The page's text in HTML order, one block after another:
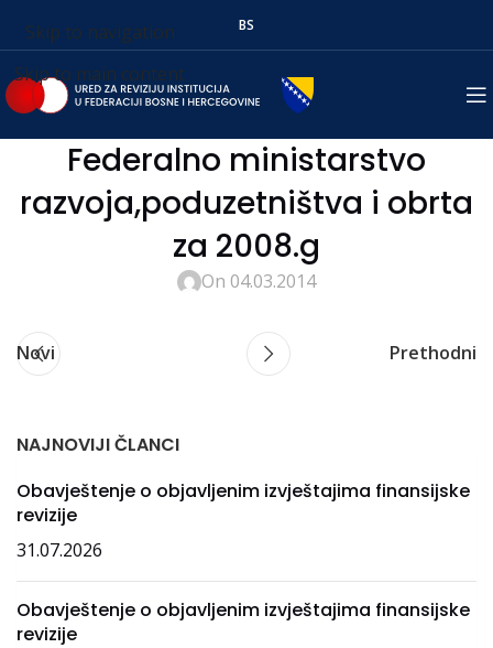
Skip to navigation
Skip to main content
BS
Federalno ministarstvo
razvoja,poduzetništva i obrta
za 2008.g
On 04.03.2014
Novi Prethodni
NAJNOVIJI ČLANCI
Obavještenje o objavljenim izvještajima finansijske
revizije
31.07.2026
Obavještenje o objavljenim izvještajima finansijske
revizije